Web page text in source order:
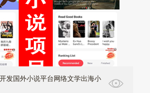
发国外小说平台网络文学出海小